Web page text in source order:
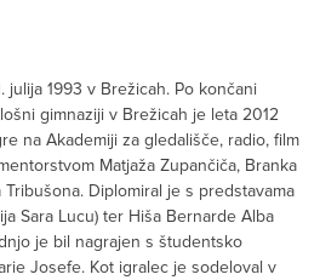
julija 1993 v Brežicah. Po končani
gimnaziji v Brežicah je leta 2012
na Akademiji za gledališče, radio, film
Matjaža Zupančiča, Branka
Diplomiral je s predstavama
Sara Lucu) ter Hiša Bernarde Alba
je bil nagrajen s študentsko
Josefe. Kot igralec je sodeloval v